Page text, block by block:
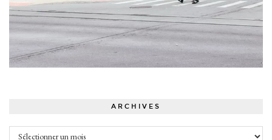
ARCHIVES
Archives